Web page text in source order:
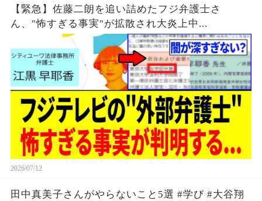
【緊急】佐藤二朗を追い詰めたフジ弁護士さ
ん、"怖すぎる事実"が拡散され大炎上中...
2026/07/12
田中真美子さんがやらないこと5選 #学び #大谷翔